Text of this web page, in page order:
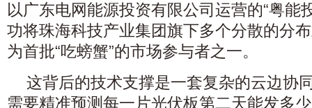
以广东电网能源投资有限公司运营的“粤能
功将珠海科技产业集团旗下多个分散的分
为首批“吃螃蟹”的市场参与者之一。
这背后的技术支撑是一套复杂的云边协
需要精准预测每一片光伏板第二天能发多